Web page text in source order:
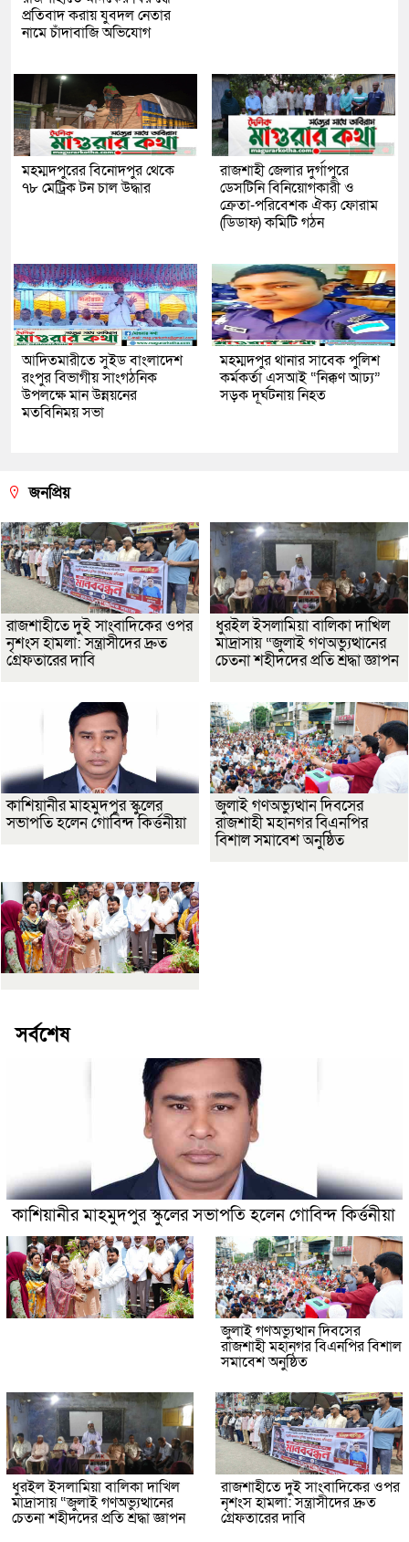
প্রতিবাদ করায় যুবদল নেতার
নামে চাঁদাবাজি অভিযোগ
মহম্মদপুরের বিনোদপুর থেকে
৭৮ মেট্রিক টন চাল উদ্ধার
রাজশাহী জেলার দুর্গাপুরে
ডেসটিনি বিনিয়োগকারী ও
ক্রেতা-পরিবেশক ঐক্য ফোরাম
(ডিডাফ) কমিটি গঠন
আদিতমারীতে সুইড বাংলাদেশ
রংপুর বিভাগীয় সাংগঠনিক
উপলক্ষে মান উন্নয়নের
মতবিনিময় সভা
মহম্মদপুর থানার সাবেক পুলিশ
কর্মকর্তা এসআই “নিক্কণ আঢ্য”
সড়ক দূর্ঘটনায় নিহত
জনপ্রিয়
রাজশাহীতে দুই সাংবাদিকের ওপর
নৃশংস হামলা: সন্ত্রাসীদের দ্রুত
গ্রেফতারের দাবি
ধুরইল ইসলামিয়া বালিকা দাখিল
মাদ্রাসায় “জুলাই গণঅভ্যুত্থানের
চেতনা শহীদদের প্রতি শ্রদ্ধা জ্ঞাপন
কাশিয়ানীর মাহমুদপুর স্কুলের
সভাপতি হলেন গোবিন্দ কির্ত্তনীয়া
জুলাই গণঅভ্যুত্থান দিবসের
রাজশাহী মহানগর বিএনপির
বিশাল সমাবেশ অনুষ্ঠিত
সর্বশেষ
কাশিয়ানীর মাহমুদপুর স্কুলের সভাপতি হলেন গোবিন্দ কির্ত্তনীয়া
জুলাই গণঅভ্যুত্থান দিবসের
রাজশাহী মহানগর বিএনপির বিশাল
সমাবেশ অনুষ্ঠিত
ধুরইল ইসলামিয়া বালিকা দাখিল
মাদ্রাসায় “জুলাই গণঅভ্যুত্থানের
চেতনা শহীদদের প্রতি শ্রদ্ধা জ্ঞাপন
রাজশাহীতে দুই সাংবাদিকের ওপর
নৃশংস হামলা: সন্ত্রাসীদের দ্রুত
গ্রেফতারের দাবি